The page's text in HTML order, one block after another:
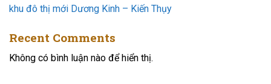
khu đô thị mới Dương Kinh – Kiến Thụy
Recent Comments
Không có bình luận nào để hiển thị.